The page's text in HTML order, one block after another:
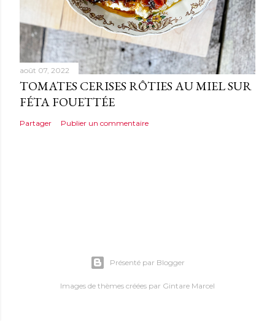
août 07, 2022
TOMATES CERISES RÔTIES AU MIEL SUR
FÉTA FOUETTÉE
Partager Publier un commentaire
Présenté par Blogger
Images de thèmes créées par Gintare Marcel